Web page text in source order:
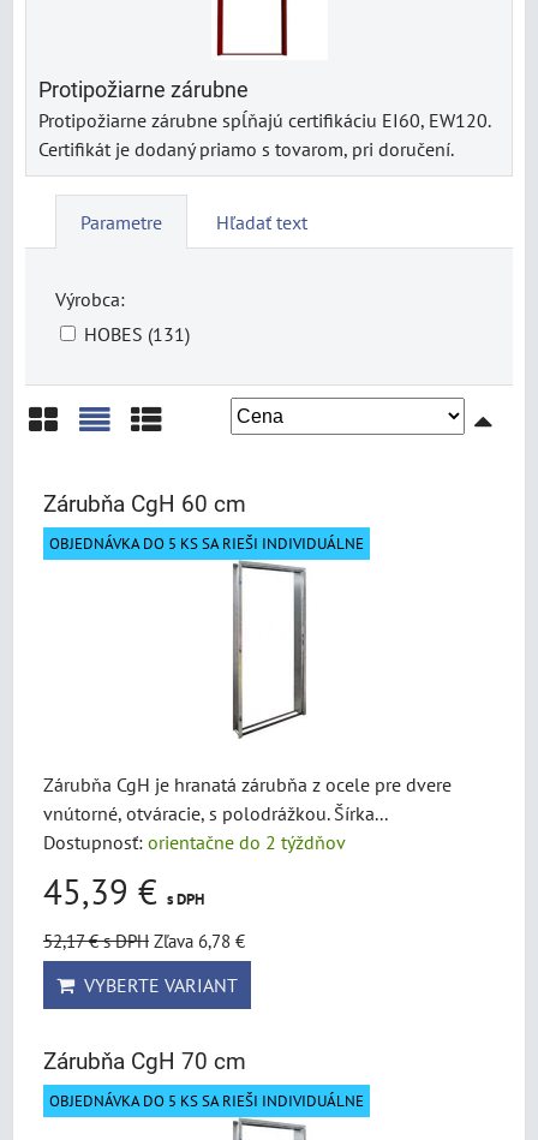
Protipožiarne zárubne
Protipožiarne zárubne spĺňajú certifikáciu EI60, EW120.
Certifikát je dodaný priamo s tovarom, pri doručení.
Parametre Hľadať text
Výrobca:
HOBES (131)
Zárubňa CgH 60 cm
OBJEDNÁVKA DO 5 KS SA RIEŠI INDIVIDUÁLNE
Zárubňa CgH je hranatá zárubňa z ocele pre dvere
vnútorné, otváracie, s polodrážkou. Šírka...
Dostupnosť: orientačne do 2 týždňov
45,39 € s DPH
52,17 €s DPH Zľava 6,78 €
VYBERTE VARIANT
Zárubňa CgH 70 cm
OBJEDNÁVKA DO 5 KS SA RIEŠI INDIVIDUÁLNE